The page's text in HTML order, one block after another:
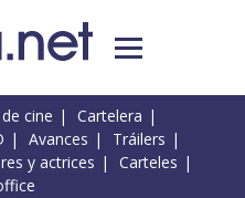
cine
Cartelera
Avances
Tráilers
y actrices
Carteles